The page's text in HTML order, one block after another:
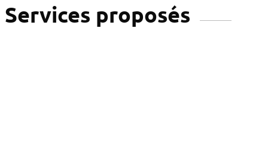
Services proposés